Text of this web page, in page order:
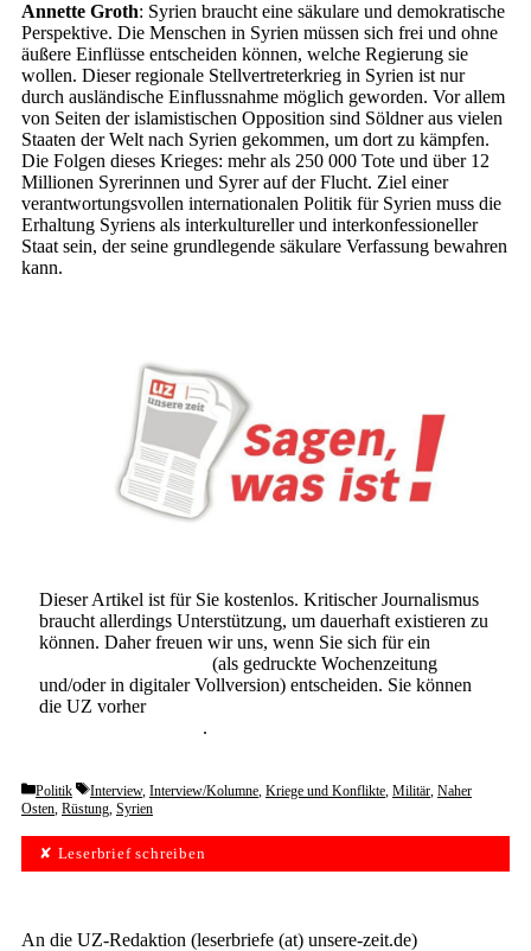
Annette Groth: Syrien braucht eine säkulare und demokratische
Perspektive. Die Menschen in Syrien müssen sich frei und ohne
äußere Einflüsse entscheiden können, welche Regierung sie
wollen. Dieser regionale Stellvertreterkrieg in Syrien ist nur
durch ausländische Einflussnahme möglich geworden. Vor allem
von Seiten der islamistischen Opposition sind Söldner aus vielen
Staaten der Welt nach Syrien gekommen, um dort zu kämpfen.
Die Folgen dieses Krieges: mehr als 250 000 Tote und über 12
Millionen Syrerinnen und Syrer auf der Flucht. Ziel einer
verantwortungsvollen internationalen Politik für Syrien muss die
Erhaltung Syriens als interkultureller und interkonfessioneller
Staat sein, der seine grundlegende säkulare Verfassung bewahren
kann.
Dieser Artikel ist für Sie kostenlos. Kritischer Journalismus
braucht allerdings Unterstützung, um dauerhaft existieren zu
können. Daher freuen wir uns, wenn Sie sich für ein
(als gedruckte Wochenzeitung
und/oder in digitaler Vollversion) entscheiden. Sie können
die UZ vorher
.
Categories
Politik Tags
Interview, Interview/Kolumne, Kriege und Konflikte, Militär, Naher
Osten, Rüstung, Syrien
✘ Leserbrief schreiben
An die UZ-Redaktion (leserbriefe (at) unsere-zeit.de)